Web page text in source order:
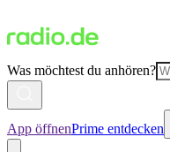
Was möchtest du anhören?
App öffnenPrime entdecken